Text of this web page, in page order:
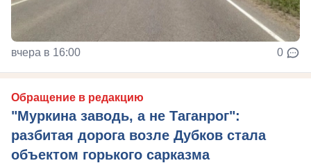
вчера в 16:00 0
Обращение в редакцию
"Муркина заводь, а не Таганрог":
разбитая дорога возле Дубков стала
объектом горького сарказма